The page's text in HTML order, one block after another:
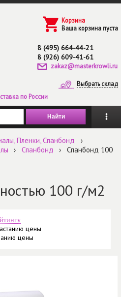
8 (495) 664-44-21
8 (926) 609-41-61
zakaz@masterkrowli.ru
Выбрать склад
по России
Корзина
Ваша корзина пуста
Пленки, Спанбонд
›
› Спанбонд ›
Спанбонд 100
100 г/м2
цены
цены